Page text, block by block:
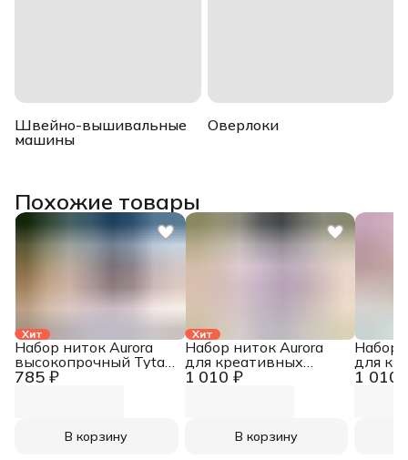
Швейно-вышивальные
машины
Оверлоки
Похожие товары
Хит
785 ₽
Набор ниток Aurora
высокопрочный Tytan
№ 60E
В корзину
Хит
1 010 ₽
Набор ниток Aurora
для креативных
работ Сирень AU-
В корзину
1 010
Набор
для
работ